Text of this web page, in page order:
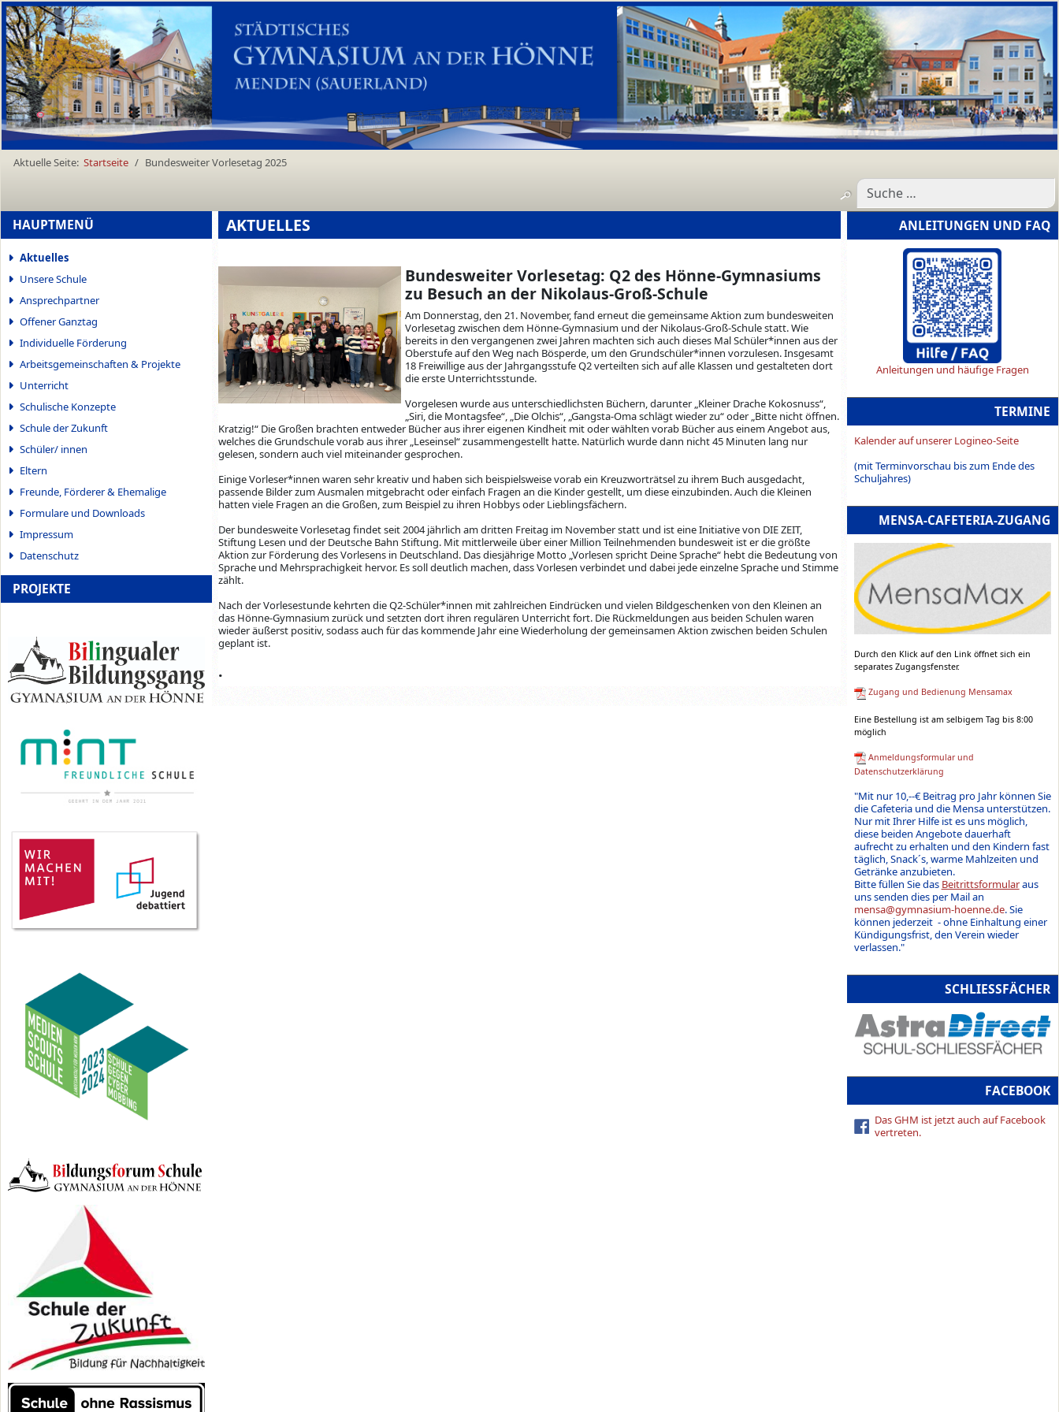
Aktuelle Seite: Startseite Bundesweiter Vorlesetag 2025
HAUPTMENÜ
Aktuelles
Unsere Schule
Ansprechpartner
Offener Ganztag
Individuelle Förderung
Arbeitsgemeinschaften & Projekte
Unterricht
Schulische Konzepte
Schule der Zukunft
Schüler/ innen
Eltern
Freunde, Förderer & Ehemalige
Formulare und Downloads
Impressum
Datenschutz
PROJEKTE
ANLEITUNGEN UND FAQ
Anleitungen und häufige Fragen
TERMINE
Kalender auf unserer Logineo-Seite
(mit Terminvorschau bis zum Ende des
Schuljahres)
MENSA-CAFETERIA-ZUGANG
Durch den Klick auf den Link öffnet sich ein
separates Zugangsfenster.
Zugang und Bedienung Mensamax
Eine Bestellung ist am selbigem Tag bis 8:00
möglich
Anmeldungsformular und
Datenschutzerklärung
"Mit nur 10,--€ Beitrag pro Jahr können Sie
die Cafeteria und die Mensa unterstützen.
Nur mit Ihrer Hilfe ist es uns möglich,
diese beiden Angebote dauerhaft
aufrecht zu erhalten und den Kindern fast
täglich, Snack´s, warme Mahlzeiten und
Getränke anzubieten.
Bitte füllen Sie das Beitrittsformularaus
uns senden dies per Mail an
mensa@gymnasium-hoenne.de. Sie
können jederzeit - ohne Einhaltung einer
Kündigungsfrist, den Verein wieder
verlassen."
SCHLIESSFÄCHER
FACEBOOK
Das GHM ist jetzt auch auf Facebook
vertreten.
AKTUELLES
Bundesweiter Vorlesetag: Q2 des Hönne-Gymnasiums
zu Besuch an der Nikolaus-Groß-Schule
Am Donnerstag, den 21. November, fand erneut die gemeinsame Aktion zum bundesweiten
Vorlesetag zwischen dem Hönne-Gymnasium und der Nikolaus-Groß-Schule statt. Wie
bereits in den vergangenen zwei Jahren machten sich auch dieses Mal Schüler*innen aus der
Oberstufe auf den Weg nach Bösperde, um den Grundschüler*innen vorzulesen. Insgesamt
18 Freiwillige aus der Jahrgangsstufe Q2 verteilten sich auf alle Klassen und gestalteten dort
die erste Unterrichtsstunde.
Vorgelesen wurde aus unterschiedlichsten Büchern, darunter „Kleiner Drache Kokosnuss“,
„Siri, die Montagsfee“, „Die Olchis“, „Gangsta-Oma schlägt wieder zu“ oder „Bitte nicht öffnen.
Kratzig!“ Die Großen brachten entweder Bücher aus ihrer eigenen Kindheit mit oder wählten vorab Bücher aus einem Angebot aus,
welches die Grundschule vorab aus ihrer „Leseinsel“ zusammengestellt hatte. Natürlich wurde dann nicht 45 Minuten lang nur
gelesen, sondern auch viel miteinander gesprochen.
Einige Vorleser*innen waren sehr kreativ und haben sich beispielsweise vorab ein Kreuzworträtsel zu ihrem Buch ausgedacht,
passende Bilder zum Ausmalen mitgebracht oder einfach Fragen an die Kinder gestellt, um diese einzubinden. Auch die Kleinen
hatten viele Fragen an die Großen, zum Beispiel zu ihren Hobbys oder Lieblingsfächern.
Der bundesweite Vorlesetag findet seit 2004 jährlich am dritten Freitag im November statt und ist eine Initiative von DIE ZEIT,
Stiftung Lesen und der Deutsche Bahn Stiftung. Mit mittlerweile über einer Million Teilnehmenden bundesweit ist er die größte
Aktion zur Förderung des Vorlesens in Deutschland. Das diesjährige Motto „Vorlesen spricht Deine Sprache“ hebt die Bedeutung von
Sprache und Mehrsprachigkeit hervor. Es soll deutlich machen, dass Vorlesen verbindet und dabei jede einzelne Sprache und Stimme
zählt.
Nach der Vorlesestunde kehrten die Q2-Schüler*innen mit zahlreichen Eindrücken und vielen Bildgeschenken von den Kleinen an
das Hönne-Gymnasium zurück und setzten dort ihren regulären Unterricht fort. Die Rückmeldungen aus beiden Schulen waren
wieder äußerst positiv, sodass auch für das kommende Jahr eine Wiederholung der gemeinsamen Aktion zwischen beiden Schulen
geplant ist.
.